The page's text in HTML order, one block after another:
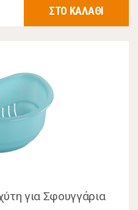
ΣΤΟ ΚΑΛΑΘΙ
για Σφουγγάρια